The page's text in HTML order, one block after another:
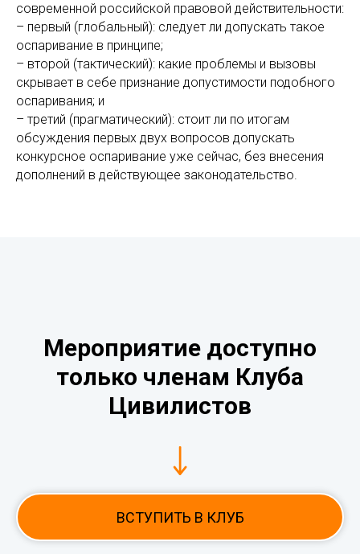
современной российской правовой действительности:
– первый (глобальный): следует ли допускать такое
оспаривание в принципе;
– второй (тактический): какие проблемы и вызовы
скрывает в себе признание допустимости подобного
оспаривания; и
– третий (прагматический): стоит ли по итогам
обсуждения первых двух вопросов допускать
конкурсное оспаривание уже сейчас, без внесения
дополнений в действующее законодательство.
Мероприятие доступно
только членам Клуба
Цивилистов
ВСТУПИТЬ В КЛУБ